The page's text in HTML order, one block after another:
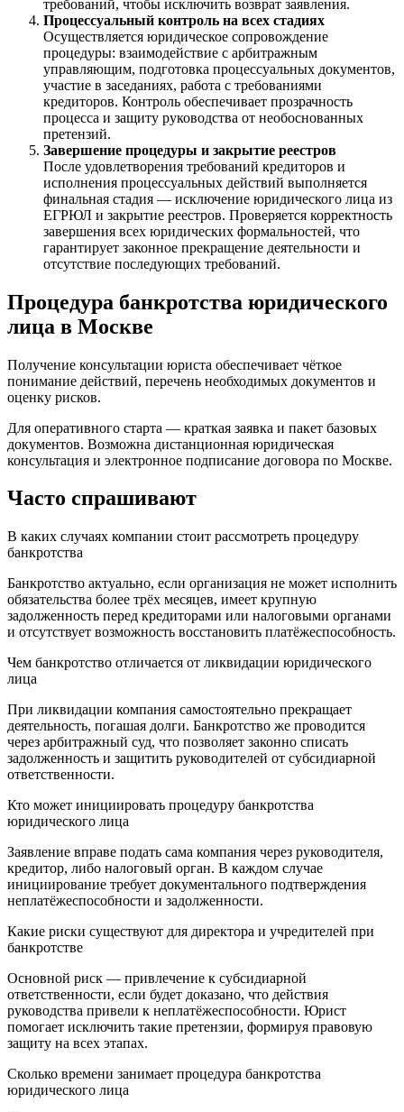
требований, чтобы исключить возврат заявления.
Процессуальный контроль на всех стадиях
Осуществляется юридическое сопровождение
процедуры: взаимодействие с арбитражным
управляющим, подготовка процессуальных документов,
участие в заседаниях, работа с требованиями
кредиторов. Контроль обеспечивает прозрачность
процесса и защиту руководства от необоснованных
претензий.
Завершение процедуры и закрытие реестров
После удовлетворения требований кредиторов и
исполнения процессуальных действий выполняется
финальная стадия — исключение юридического лица из
ЕГРЮЛ и закрытие реестров. Проверяется корректность
завершения всех юридических формальностей, что
гарантирует законное прекращение деятельности и
отсутствие последующих требований.
Процедура банкротства юридического
лица в Москве
Получение консультации юриста обеспечивает чёткое
понимание действий, перечень необходимых документов и
оценку рисков.
Для оперативного старта — краткая заявка и пакет базовых
документов. Возможна дистанционная юридическая
консультация и электронное подписание договора по Москве.
Часто спрашивают
В каких случаях компании стоит рассмотреть процедуру
банкротства
Банкротство актуально, если организация не может исполнить
обязательства более трёх месяцев, имеет крупную
задолженность перед кредиторами или налоговыми органами
и отсутствует возможность восстановить платёжеспособность.
Чем банкротство отличается от ликвидации юридического
лица
При ликвидации компания самостоятельно прекращает
деятельность, погашая долги. Банкротство же проводится
через арбитражный суд, что позволяет законно списать
задолженность и защитить руководителей от субсидиарной
ответственности.
Кто может инициировать процедуру банкротства
юридического лица
Заявление вправе подать сама компания через руководителя,
кредитор, либо налоговый орган. В каждом случае
инициирование требует документального подтверждения
неплатёжеспособности и задолженности.
Какие риски существуют для директора и учредителей при
банкротстве
Основной риск — привлечение к субсидиарной
ответственности, если будет доказано, что действия
руководства привели к неплатёжеспособности. Юрист
помогает исключить такие претензии, формируя правовую
защиту на всех этапах.
Сколько времени занимает процедура банкротства
юридического лица